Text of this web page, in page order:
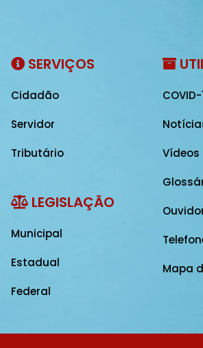
SERVIÇOS
Cidadão
Servidor
Tributário
LEGISLAÇÃO
Municipal
Estadual
Federal
COVID-
Vídeos
Mapa